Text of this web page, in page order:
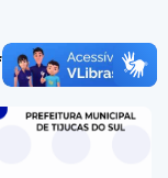
atual